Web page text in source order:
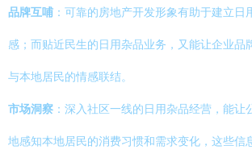
品牌互哺 ：可靠的房地产开发形象有助于建立日
感；而贴近民生的日用杂品业务，又能让企业品
与本地居民的情感联结。
市场洞察 ：深入社区一线的日用杂品经营，能让
地感知本地居民的消费习惯和需求变化，这些信